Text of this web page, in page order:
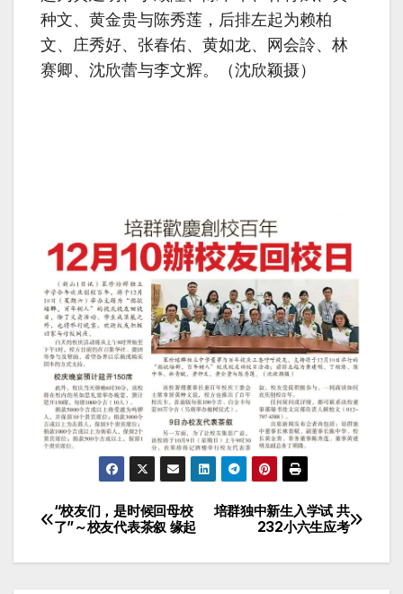
种文、黄金贵与陈秀莲，后排左起为赖柏
文、庄秀好、张春佑、黄如龙、网会詅、林
赛卿、沈欣蕾与李文辉。（沈欣颖摄）
培群独中新生入学试 共
232小六生应考
“校友们，是时候回母校
了”～校友代表茶叙 缘起